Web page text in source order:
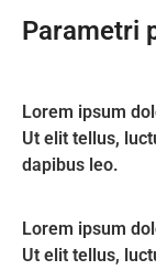
Parametri
Lorem ipsum
Ut elit tellus,
dapibus leo.
Lorem ipsum
Ut elit tellus,